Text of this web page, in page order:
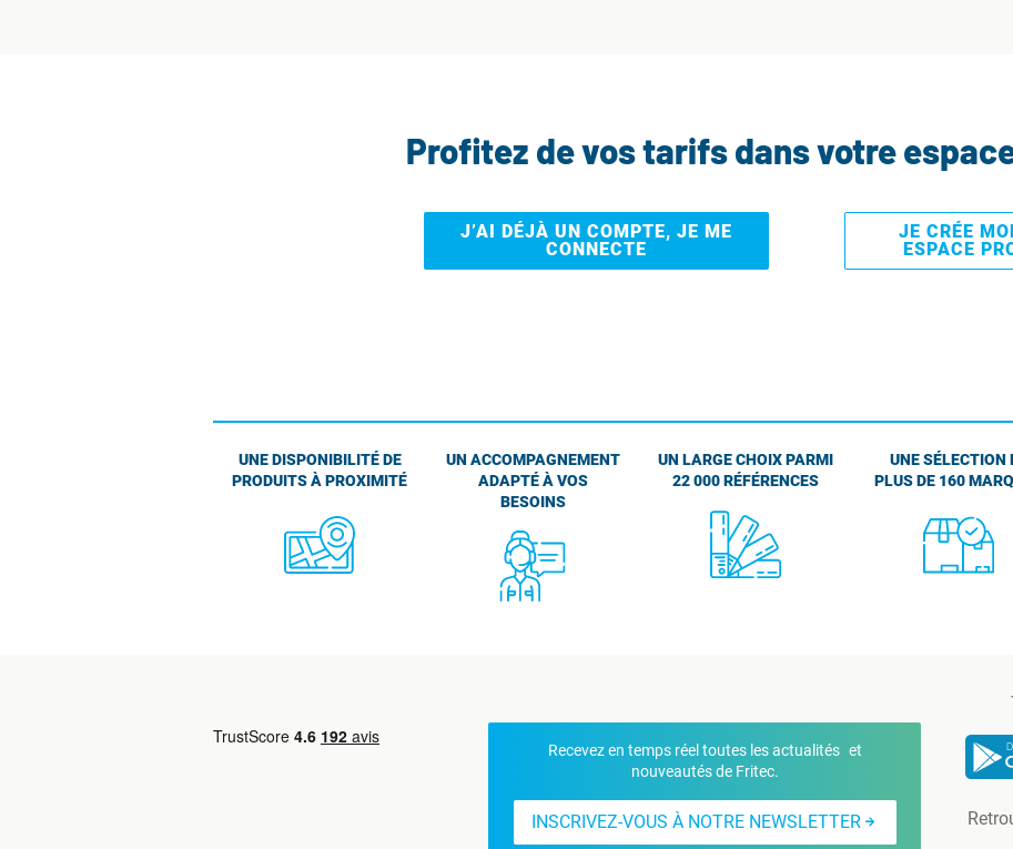
Profitez de vos tarifs dans votre espace
J’AI DÉJÀ UN COMPTE, JE ME
CONNECTE
JE CRÉE
ESPACE
UNE DISPONIBILITÉ DE
PRODUITS À PROXIMITÉ
UN ACCOMPAGNEMENT
ADAPTÉ À VOS
BESOINS
UN LARGE CHOIX PARMI
22 000 RÉFÉRENCES
UNE SÉLECTION
PLUS DE 160
Recevez en temps réel toutes les actualités et
nouveautés de Fritec.
INSCRIVEZ-VOUS À NOTRE NEWSLETTER